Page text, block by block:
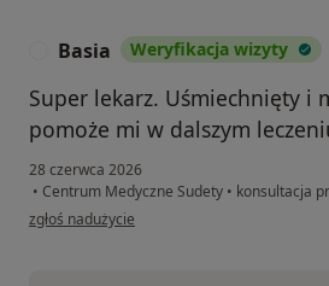
Basia Weryfikacja wizyty
Super lekarz. Uśmiechnięty i
pomoże mi w dalszym
28 czerwca 2026
• Centrum Medyczne Sudety • konsultacja
w opinii użytkownika Basia
zgłoś nadużycie